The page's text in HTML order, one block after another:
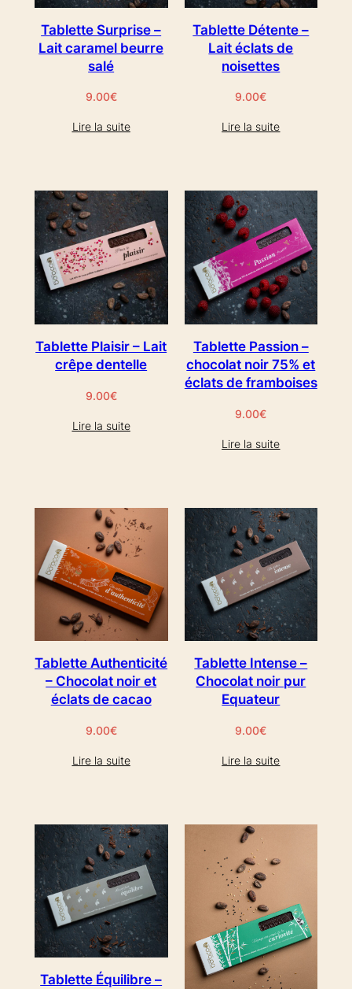
Tablette Surprise –
Lait caramel beurre
salé
9.00€
Lire la suite
Tablette Détente –
Lait éclats de
noisettes
9.00€
Lire la suite
Tablette Plaisir – Lait
crêpe dentelle
9.00€
Lire la suite
Tablette Passion –
chocolat noir 75% et
éclats de framboises
9.00€
Lire la suite
Tablette Authenticité
– Chocolat noir et
éclats de cacao
9.00€
Lire la suite
Tablette Intense –
Chocolat noir pur
Equateur
9.00€
Lire la suite
Tablette Équilibre –